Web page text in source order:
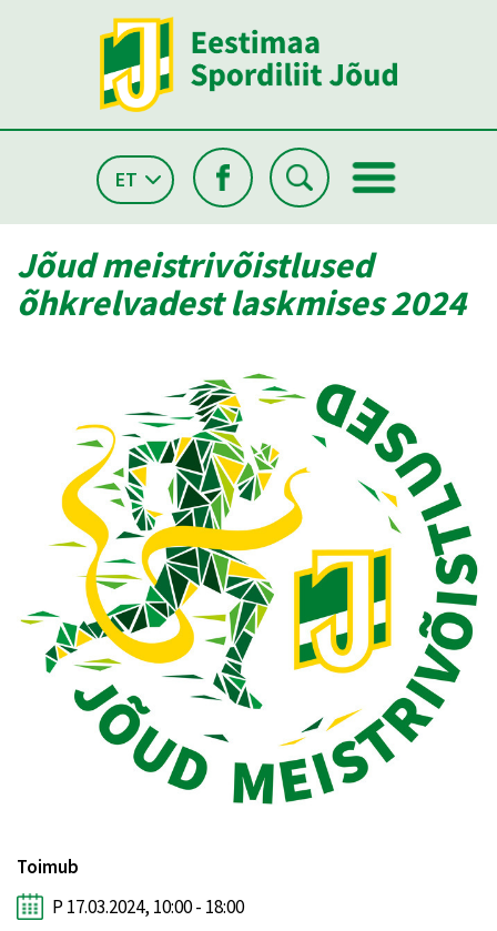
ET
Jõud meistrivõistlused
õhkrelvadest laskmises 2024
Toimub
P 17.03.2024, 10:00 - 18:00